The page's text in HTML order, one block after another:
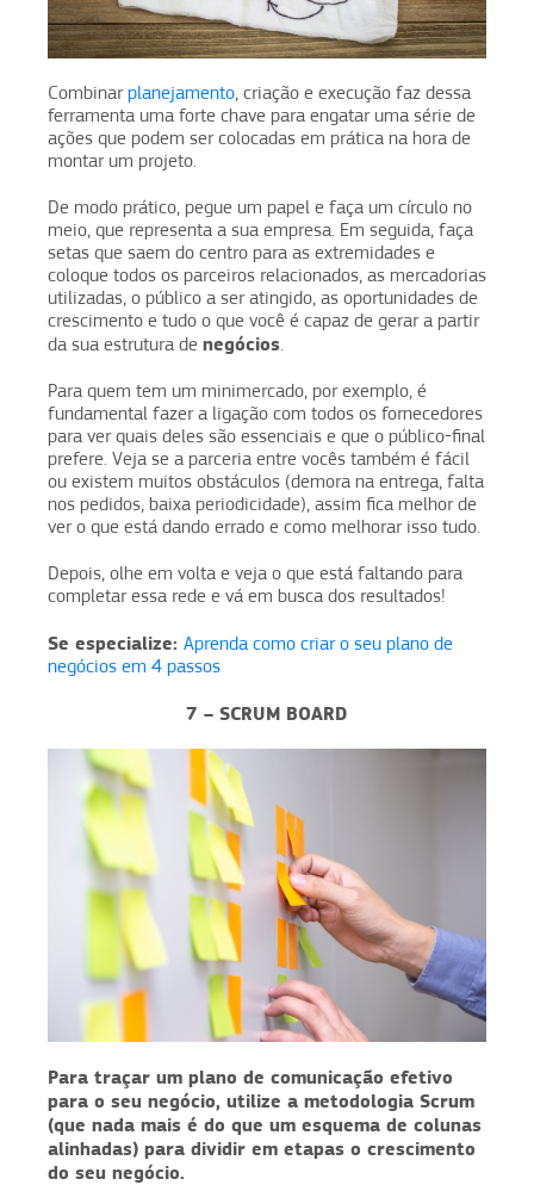
Combinarplanejamento, criação e execução faz dessa
ferramenta uma forte chave para engatar uma série de
ações que podem ser colocadas em prática na hora de
montar um projeto.
De modo prático, pegue um papel e faça um círculo no
meio, que representa a sua empresa. Em seguida, faça
setas que saem do centro para as extremidades e
coloque todos os parceiros relacionados, as mercadorias
utilizadas, o público a ser atingido, as oportunidades de
crescimento e tudo o que você é capaz de gerar a partir
da sua estrutura de negócios.
Para quem tem um minimercado, por exemplo, é
fundamental fazer a ligação com todos os fornecedores
para ver quais deles são essenciais e que o público-final
prefere. Veja se a parceria entre vocês também é fácil
ou existem muitos obstáculos (demora na entrega, falta
nos pedidos, baixa periodicidade), assim fica melhor de
ver o que está dando errado e como melhorar isso tudo.
Depois, olhe em volta e veja o que está faltando para
completar essa rede e vá em busca dos resultados!
Se especialize: Aprenda como criar o seu plano de
negócios em 4 passos
7 – SCRUM BOARD
Para traçar um plano de comunicação efetivo
para o seu negócio, utilize a metodologia Scrum
(que nada mais é do que um esquema de colunas
alinhadas) para dividir em etapas o crescimento
do seu negócio.